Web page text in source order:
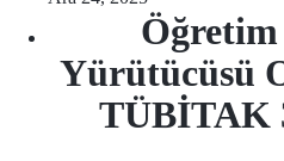
Yürütücüsü
TÜBİTAK